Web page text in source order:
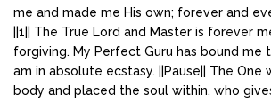
me and made me His own; forever and
||1|| The True Lord and Master is forever
forgiving. My Perfect Guru has bound me
am in absolute ecstasy. ||Pause|| The One
body and placed the soul within, who